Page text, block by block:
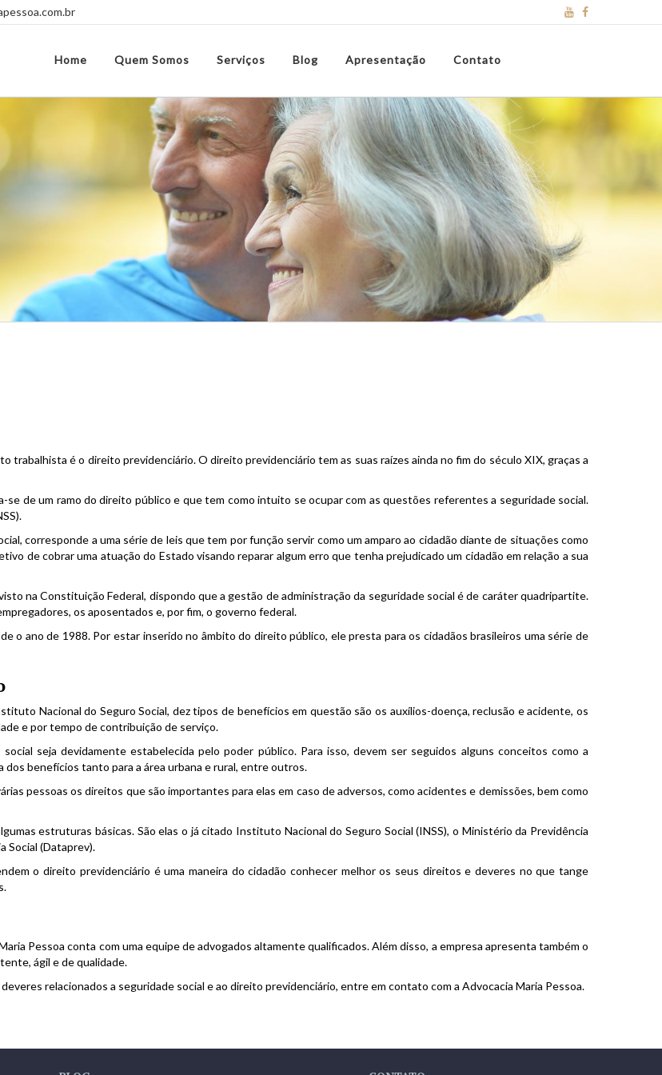
Home Quem Somos Serviços Blog Apresentação Contato
trabalhista é o direito previdenciário. O direito previdenciário tem as suas raízes ainda no fim do século XIX, graças a
de um ramo do direito público e que tem como intuito se ocupar com as questões referentes a seguridade social.
corresponde a uma série de leis que tem por função servir como um amparo ao cidadão diante de situações como
de cobrar uma atuação do Estado visando reparar algum erro que tenha prejudicado um cidadão em relação a sua
na Constituição Federal, dispondo que a gestão de administração da seguridade social é de caráter quadripartite.
os aposentados e, por fim, o governo federal.
o ano de 1988. Por estar inserido no âmbito do direito público, ele presta para os cidadãos brasileiros uma série de
Nacional do Seguro Social, dez tipos de benefícios em questão são os auxílios-doença, reclusão e acidente, os
e por tempo de contribuição de serviço.
seja devidamente estabelecida pelo poder público. Para isso, devem ser seguidos alguns conceitos como a
benefícios tanto para a área urbana e rural, entre outros.
pessoas os direitos que são importantes para elas em caso de adversos, como acidentes e demissões, bem como
estruturas básicas. São elas o já citado Instituto Nacional do Seguro Social (INSS), o Ministério da Previdência
Social (Dataprev).
o direito previdenciário é uma maneira do cidadão conhecer melhor os seus direitos e deveres no que tange
Pessoa conta com uma equipe de advogados altamente qualificados. Além disso, a empresa apresenta também o
ágil e de qualidade.
relacionados a seguridade social e ao direito previdenciário, entre em contato com a Advocacia Maria Pessoa.